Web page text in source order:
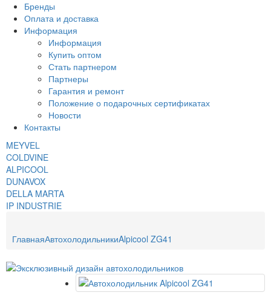
Бренды
Оплата и доставка
Информация
Информация
Купить оптом
Стать партнером
Партнеры
Гарантия и ремонт
Положение о подарочных сертификатах
Новости
Контакты
MEYVEL
COLDVINE
ALPICOOL
DUNAVOX
DELLA MARTA
IP INDUSTRIE
ГлавнаяАвтохолодильникиAlpicool ZG41